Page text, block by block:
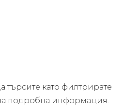
търсите като филтрирате
подробна информация.